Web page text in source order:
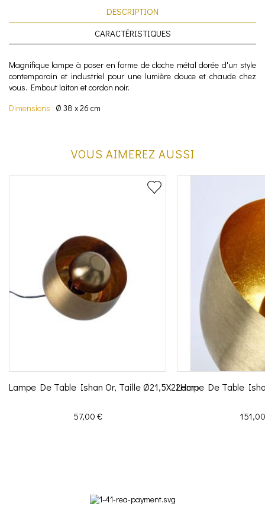
DESCRIPTION
CARACTÉRISTIQUES
Magnifique lampe à poser en forme de cloche métal dorée d'un style
contemporain et industriel pour une lumière douce et chaude chez
vous. Embout laiton et cordon noir.
Dimensions : Ø 38 x 26 cm
VOUS AIMEREZ AUSSI
Lampe De Table Ishan Or, Taille Ø21,5X22Hcm
Prix
57,00 €
Lampe De Table
Prix